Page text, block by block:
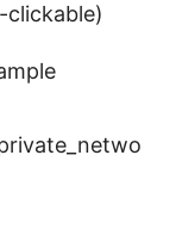
clickable)